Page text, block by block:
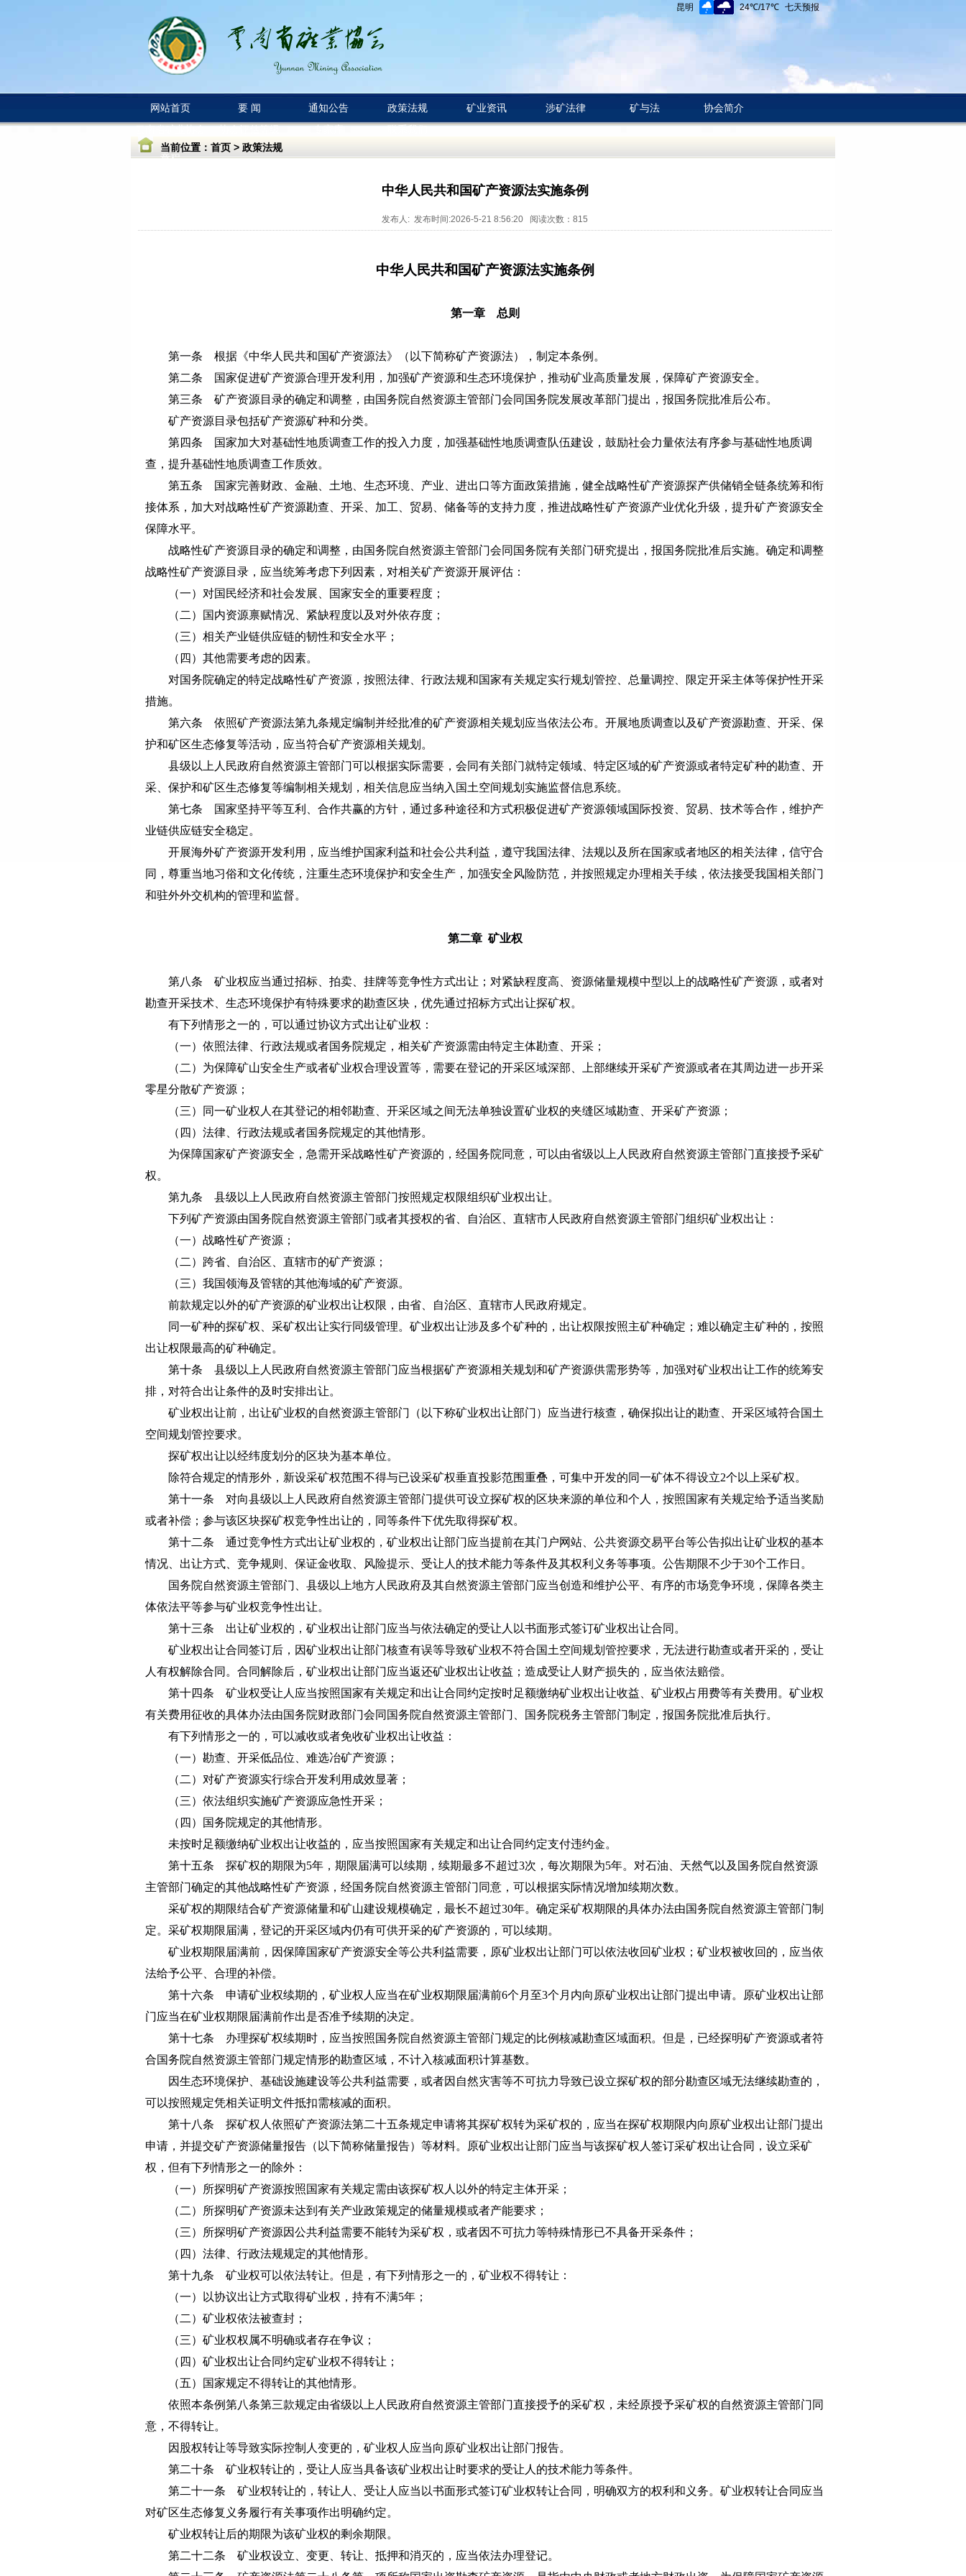
网站首页 要 闻 通知公告 政策法规 矿业资讯 涉矿法律 矿与法
协会简介
云南省矿业协会
章程
协会评估等级 专家库
联系我们
当前位置： 首页 > 政策法规
中华人民共和国矿产资源法实施条例
发布人: 发布时间:2026-5-21 8:56:20 阅读次数： 815
中华人民共和国矿产资源法实施条例
第一章 总则
第一条 根据《中华人民共和国矿产资源法》（以下简称矿产资源法），制定本条例。
第二条 国家促进矿产资源合理开发利用，加强矿产资源和生态环境保护，推动矿业高质量发展，保障矿产资源安全。
第三条 矿产资源目录的确定和调整，由国务院自然资源主管部门会同国务院发展改革部门提出，报国务院批准后公布。
矿产资源目录包括矿产资源矿种和分类。
第四条 国家加大对基础性地质调查工作的投入力度，加强基础性地质调查队伍建设，鼓励社会力量依法有序参与基础性地质调
查，提升基础性地质调查工作质效。
第五条 国家完善财政、金融、土地、生态环境、产业、进出口等方面政策措施，健全战略性矿产资源探产供储销全链条统筹和衔
接体系，加大对战略性矿产资源勘查、开采、加工、贸易、储备等的支持力度，推进战略性矿产资源产业优化升级，提升矿产资源安全
保障水平。
战略性矿产资源目录的确定和调整，由国务院自然资源主管部门会同国务院有关部门研究提出，报国务院批准后实施。确定和调整
战略性矿产资源目录，应当统筹考虑下列因素，对相关矿产资源开展评估：
（一）对国民经济和社会发展、国家安全的重要程度；
（二）国内资源禀赋情况、紧缺程度以及对外依存度；
（三）相关产业链供应链的韧性和安全水平；
（四）其他需要考虑的因素。
对国务院确定的特定战略性矿产资源，按照法律、行政法规和国家有关规定实行规划管控、总量调控、限定开采主体等保护性开采
措施。
第六条 依照矿产资源法第九条规定编制并经批准的矿产资源相关规划应当依法公布。开展地质调查以及矿产资源勘查、开采、保
护和矿区生态修复等活动，应当符合矿产资源相关规划。
县级以上人民政府自然资源主管部门可以根据实际需要，会同有关部门就特定领域、特定区域的矿产资源或者特定矿种的勘查、开
采、保护和矿区生态修复等编制相关规划，相关信息应当纳入国土空间规划实施监督信息系统。
第七条 国家坚持平等互利、合作共赢的方针，通过多种途径和方式积极促进矿产资源领域国际投资、贸易、技术等合作，维护产
业链供应链安全稳定。
开展海外矿产资源开发利用，应当维护国家利益和社会公共利益，遵守我国法律、法规以及所在国家或者地区的相关法律，信守合
同，尊重当地习俗和文化传统，注重生态环境保护和安全生产，加强安全风险防范，并按照规定办理相关手续，依法接受我国相关部门
和驻外外交机构的管理和监督。
第二章 矿业权
第八条 矿业权应当通过招标、拍卖、挂牌等竞争性方式出让；对紧缺程度高、资源储量规模中型以上的战略性矿产资源，或者对
勘查开采技术、生态环境保护有特殊要求的勘查区块，优先通过招标方式出让探矿权。
有下列情形之一的，可以通过协议方式出让矿业权：
（一）依照法律、行政法规或者国务院规定，相关矿产资源需由特定主体勘查、开采；
（二）为保障矿山安全生产或者矿业权合理设置等，需要在登记的开采区域深部、上部继续开采矿产资源或者在其周边进一步开采
零星分散矿产资源；
（三）同一矿业权人在其登记的相邻勘查、开采区域之间无法单独设置矿业权的夹缝区域勘查、开采矿产资源；
（四）法律、行政法规或者国务院规定的其他情形。
为保障国家矿产资源安全，急需开采战略性矿产资源的，经国务院同意，可以由省级以上人民政府自然资源主管部门直接授予采矿
权。
第九条 县级以上人民政府自然资源主管部门按照规定权限组织矿业权出让。
下列矿产资源由国务院自然资源主管部门或者其授权的省、自治区、直辖市人民政府自然资源主管部门组织矿业权出让：
（一）战略性矿产资源；
（二）跨省、自治区、直辖市的矿产资源；
（三）我国领海及管辖的其他海域的矿产资源。
前款规定以外的矿产资源的矿业权出让权限，由省、自治区、直辖市人民政府规定。
同一矿种的探矿权、采矿权出让实行同级管理。矿业权出让涉及多个矿种的，出让权限按照主矿种确定；难以确定主矿种的，按照
出让权限最高的矿种确定。
第十条 县级以上人民政府自然资源主管部门应当根据矿产资源相关规划和矿产资源供需形势等，加强对矿业权出让工作的统筹安
排，对符合出让条件的及时安排出让。
矿业权出让前，出让矿业权的自然资源主管部门（以下称矿业权出让部门）应当进行核查，确保拟出让的勘查、开采区域符合国土
空间规划管控要求。
探矿权出让以经纬度划分的区块为基本单位。
除符合规定的情形外，新设采矿权范围不得与已设采矿权垂直投影范围重叠，可集中开发的同一矿体不得设立2个以上采矿权。
第十一条 对向县级以上人民政府自然资源主管部门提供可设立探矿权的区块来源的单位和个人，按照国家有关规定给予适当奖励
或者补偿；参与该区块探矿权竞争性出让的，同等条件下优先取得探矿权。
第十二条 通过竞争性方式出让矿业权的，矿业权出让部门应当提前在其门户网站、公共资源交易平台等公告拟出让矿业权的基本
情况、出让方式、竞争规则、保证金收取、风险提示、受让人的技术能力等条件及其权利义务等事项。公告期限不少于30个工作日。
国务院自然资源主管部门、县级以上地方人民政府及其自然资源主管部门应当创造和维护公平、有序的市场竞争环境，保障各类主
体依法平等参与矿业权竞争性出让。
第十三条 出让矿业权的，矿业权出让部门应当与依法确定的受让人以书面形式签订矿业权出让合同。
矿业权出让合同签订后，因矿业权出让部门核查有误等导致矿业权不符合国土空间规划管控要求，无法进行勘查或者开采的，受让
人有权解除合同。合同解除后，矿业权出让部门应当返还矿业权出让收益；造成受让人财产损失的，应当依法赔偿。
第十四条 矿业权受让人应当按照国家有关规定和出让合同约定按时足额缴纳矿业权出让收益、矿业权占用费等有关费用。矿业权
有关费用征收的具体办法由国务院财政部门会同国务院自然资源主管部门、国务院税务主管部门制定，报国务院批准后执行。
有下列情形之一的，可以减收或者免收矿业权出让收益：
（一）勘查、开采低品位、难选冶矿产资源；
（二）对矿产资源实行综合开发利用成效显著；
（三）依法组织实施矿产资源应急性开采；
（四）国务院规定的其他情形。
未按时足额缴纳矿业权出让收益的，应当按照国家有关规定和出让合同约定支付违约金。
第十五条 探矿权的期限为5年，期限届满可以续期，续期最多不超过3次，每次期限为5年。对石油、天然气以及国务院自然资源
主管部门确定的其他战略性矿产资源，经国务院自然资源主管部门同意，可以根据实际情况增加续期次数。
采矿权的期限结合矿产资源储量和矿山建设规模确定，最长不超过30年。确定采矿权期限的具体办法由国务院自然资源主管部门制
定。采矿权期限届满，登记的开采区域内仍有可供开采的矿产资源的，可以续期。
矿业权期限届满前，因保障国家矿产资源安全等公共利益需要，原矿业权出让部门可以依法收回矿业权；矿业权被收回的，应当依
法给予公平、合理的补偿。
第十六条 申请矿业权续期的，矿业权人应当在矿业权期限届满前6个月至3个月内向原矿业权出让部门提出申请。原矿业权出让部
门应当在矿业权期限届满前作出是否准予续期的决定。
第十七条 办理探矿权续期时，应当按照国务院自然资源主管部门规定的比例核减勘查区域面积。但是，已经探明矿产资源或者符
合国务院自然资源主管部门规定情形的勘查区域，不计入核减面积计算基数。
因生态环境保护、基础设施建设等公共利益需要，或者因自然灾害等不可抗力导致已设立探矿权的部分勘查区域无法继续勘查的，
可以按照规定凭相关证明文件抵扣需核减的面积。
第十八条 探矿权人依照矿产资源法第二十五条规定申请将其探矿权转为采矿权的，应当在探矿权期限内向原矿业权出让部门提出
申请，并提交矿产资源储量报告（以下简称储量报告）等材料。原矿业权出让部门应当与该探矿权人签订采矿权出让合同，设立采矿
权，但有下列情形之一的除外：
（一）所探明矿产资源按照国家有关规定需由该探矿权人以外的特定主体开采；
（二）所探明矿产资源未达到有关产业政策规定的储量规模或者产能要求；
（三）所探明矿产资源因公共利益需要不能转为采矿权，或者因不可抗力等特殊情形已不具备开采条件；
（四）法律、行政法规规定的其他情形。
第十九条 矿业权可以依法转让。但是，有下列情形之一的，矿业权不得转让：
（一）以协议出让方式取得矿业权，持有不满5年；
（二）矿业权依法被查封；
（三）矿业权权属不明确或者存在争议；
（四）矿业权出让合同约定矿业权不得转让；
（五）国家规定不得转让的其他情形。
依照本条例第八条第三款规定由省级以上人民政府自然资源主管部门直接授予的采矿权，未经原授予采矿权的自然资源主管部门同
意，不得转让。
因股权转让等导致实际控制人变更的，矿业权人应当向原矿业权出让部门报告。
第二十条 矿业权转让的，受让人应当具备该矿业权出让时要求的受让人的技术能力等条件。
第二十一条 矿业权转让的，转让人、受让人应当以书面形式签订矿业权转让合同，明确双方的权利和义务。矿业权转让合同应当
对矿区生态修复义务履行有关事项作出明确约定。
矿业权转让后的期限为该矿业权的剩余期限。
第二十二条 矿业权设立、变更、转让、抵押和消灭的，应当依法办理登记。